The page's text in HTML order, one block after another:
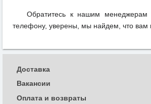
Обратитесь к нашим
телефону, уверены, мы найдем, что вам
Доставка
Вакансии
Оплата и возвраты